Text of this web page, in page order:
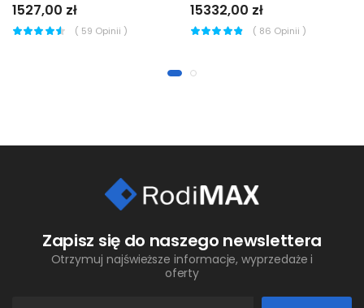
1527,00 zł
( 59 Opinii )
15332,00 zł
( 86 Opinii )
Zapisz się do naszego newslettera
Otrzymuj najświeższe informacje, wyprzedaże i
oferty